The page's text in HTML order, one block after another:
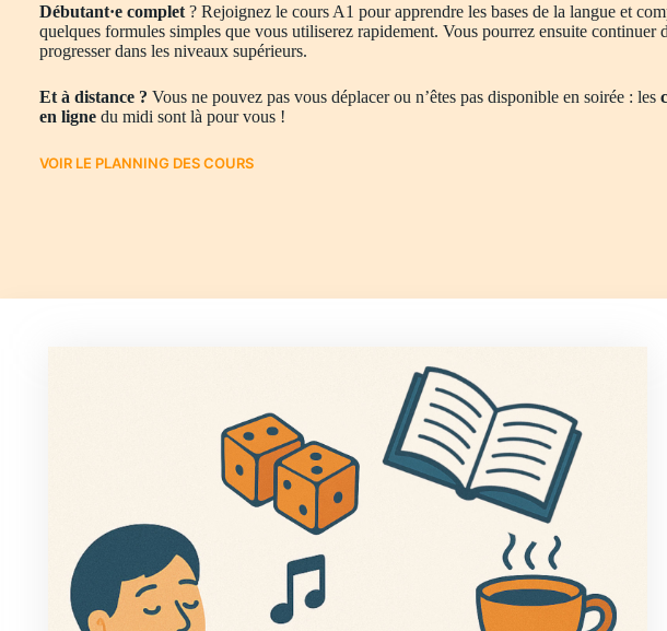
Débutant·e complet ? Rejoignez le cours A1 pour apprendre les bases de la langue et
quelques formules simples que vous utiliserez rapidement. Vous pourrez ensuite continuer
progresser dans les niveaux supérieurs.
Et à distance ? Vous ne pouvez pas vous déplacer ou n’êtes pas disponible en soirée : les
en ligne du midi sont là pour vous !
VOIR LE PLANNING DES COURS